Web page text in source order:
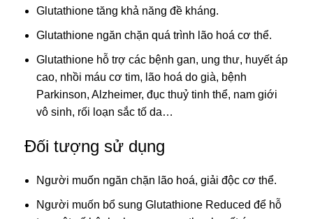
Glutathione tăng khả năng đề kháng.
Glutathione ngăn chặn quá trình lão hoá cơ thể.
Glutathione hỗ trợ các bệnh gan, ung thư, huyết áp
cao, nhồi máu cơ tim, lão hoá do già, bệnh
Parkinson, Alzheimer, đục thuỷ tinh thể, nam giới
vô sinh, rối loạn sắc tố da…
Đối tượng sử dụng
Người muốn ngăn chặn lão hoá, giải độc cơ thể.
Người muốn bổ sung Glutathione Reduced để hỗ